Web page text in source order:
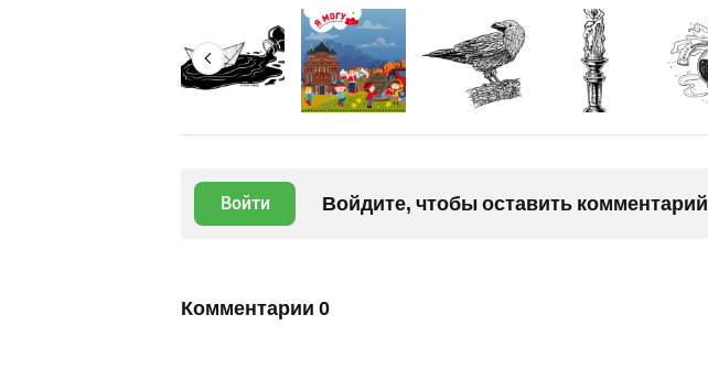
Войти Войдите, чтобы оставить комментарий
Комментарии 0